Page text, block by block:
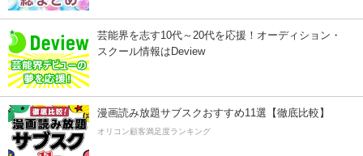
芸能界を志す10代～20代を応援！オーディション・
スクール情報はDeview
漫画読み放題サブスクおすすめ11選【徹底比較】
オリコン顧客満足度ランキング